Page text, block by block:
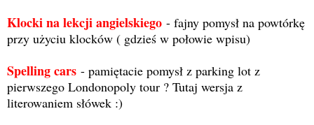
Klocki na lekcji angielskiego - fajny pomysł na powtórkę
przy użyciu klocków ( gdzieś w połowie wpisu)
Spelling cars - pamiętacie pomysł z parking lot z
pierwszego Londonopoly tour ? Tutaj wersja z
literowaniem słówek :)